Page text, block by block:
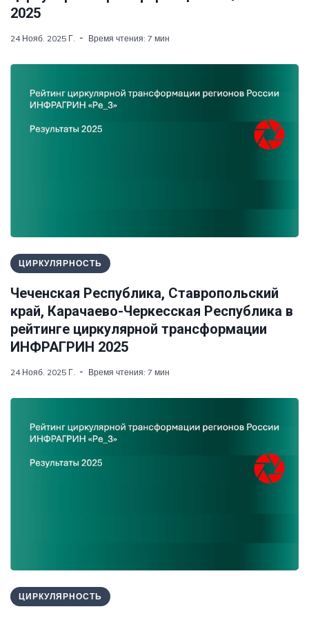
2025
24 Нояб. 2025 Г. Время чтения: 7 мин
ЦИРКУЛЯРНОСТЬ
Чеченская Республика, Ставропольский
край, Карачаево-Черкесская Республика в
рейтинге циркулярной трансформации
ИНФРАГРИН 2025
24 Нояб. 2025 Г. Время чтения: 7 мин
ЦИРКУЛЯРНОСТЬ